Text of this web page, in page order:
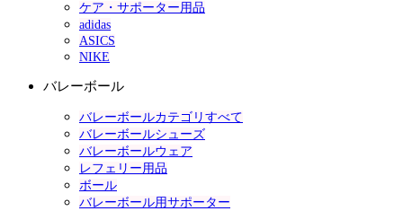
ケア・サポーター用品
adidas
ASICS
NIKE
バレーボール
バレーボールカテゴリすべて
バレーボールシューズ
バレーボールウェア
レフェリー用品
ボール
バレーボール用サポーター